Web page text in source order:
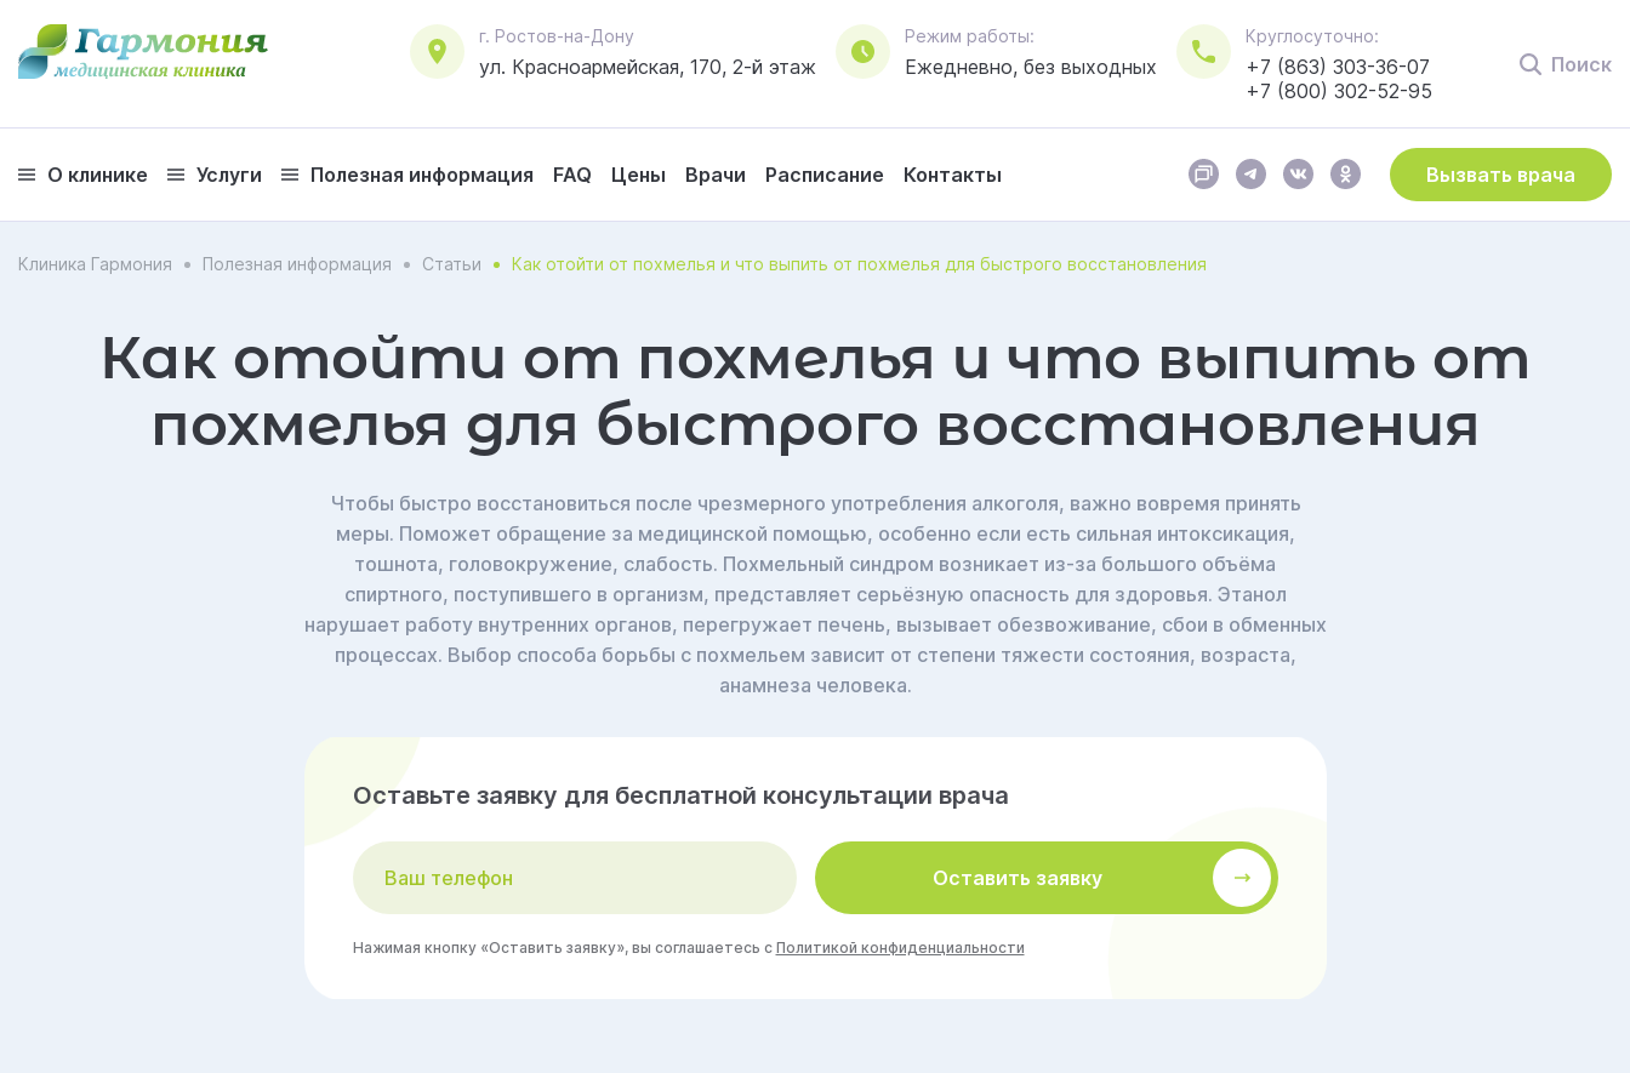
г. Ростов-на-Дону
ул. Красноармейская, 170, 2-й этаж
Режим работы:
Ежедневно, без выходных
Круглосуточно:
+7 (863) 303-36-07
+7 (800) 302-52-95
Поиск
О клинике Услуги Полезная информация FAQ Цены Врачи Расписание Контакты Вызвать врача
соглашаетесь на обработку персональных данных
Политикой обработки Политикой конфиденциальности Пользовательским соглашением
Клиника Гармония Полезная информация Статьи Как отойти от похмелья и что выпить от похмелья для быстрого восстановления
Как отойти от похмелья и что выпить от
похмелья для быстрого восстановления
Чтобы быстро восстановиться после чрезмерного употребления алкоголя, важно вовремя принять
меры. Поможет обращение за медицинской помощью, особенно если есть сильная интоксикация,
тошнота, головокружение, слабость. Похмельный синдром возникает из-за большого объёма
спиртного, поступившего в организм, представляет серьёзную опасность для здоровья. Этанол
нарушает работу внутренних органов, перегружает печень, вызывает обезвоживание, сбои в обменных
процессах. Выбор способа борьбы с похмельем зависит от степени тяжести состояния, возраста,
анамнеза человека.
Оставьте заявку для бесплатной консультации врача
Оставить заявку
Нажимая кнопку «Оставить заявку», вы соглашаетесь с Политикой конфиденциальности